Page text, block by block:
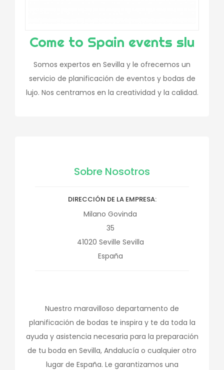
Come to Spain events slu
Somos expertos en Sevilla y le ofrecemos un
servicio de planificación de eventos y bodas de
lujo. Nos centramos en la creatividad y la calidad.
Sobre Nosotros
DIRECCIÓN DE LA EMPRESA
Milano Govinda
35
41020 Seville Sevilla
España
Nuestro maravilloso departamento de
planificación de bodas te inspira y te da toda la
ayuda y asistencia necesaria para la preparación
de tu boda en Sevilla, Andalucía o cualquier otro
lugar de España. Le garantizamos una